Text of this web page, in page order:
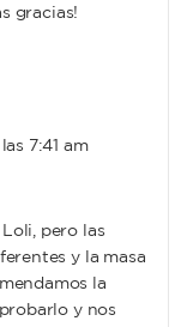
gracias!
7:41 am
pero las
y la masa
la
y nos